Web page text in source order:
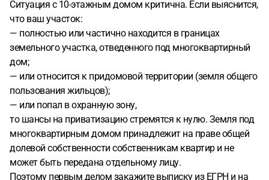
Ситуация с 10-этажным домом критична. Если выяснится,
что ваш участок:
— полностью или частично находится в границах
земельного участка, отведенного под многоквартирный
дом;
— или относится к придомовой территории (земля общего
пользования жильцов);
— или попал в охранную зону,
то шансы на приватизацию стремятся к нулю. Земля под
многоквартирным домом принадлежит на праве общей
долевой собственности собственникам квартир и не
может быть передана отдельному лицу.
Поэтому первым делом закажите выписку из ЕГРН и на